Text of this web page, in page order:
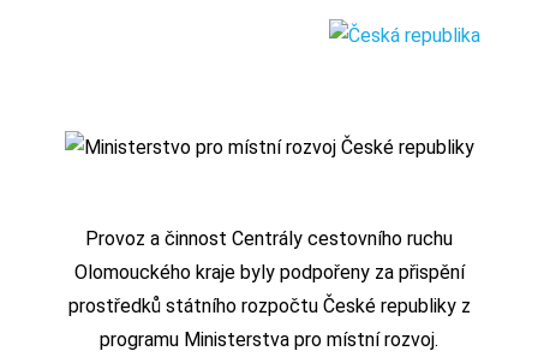
Provoz a činnost Centrály cestovního ruchu
Olomouckého kraje byly podpořeny za přispění
prostředků státního rozpočtu České republiky z
programu Ministerstva pro místní rozvoj.